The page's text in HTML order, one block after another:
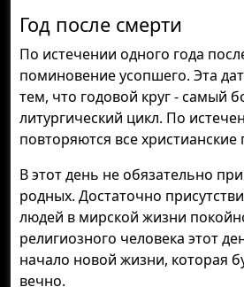
Год после смерти
По истечении одного года
поминовение усопшего. Эта
тем, что годовой круг - самый
литургический цикл. По
повторяются все христианские
В этот день не обязательно
родных. Достаточно
людей в мирской жизни
религиозного человека этот
начало новой жизни, которая
вечно.